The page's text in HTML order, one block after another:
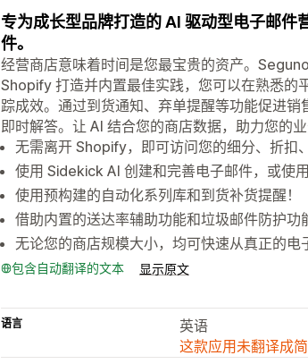
专为成长型品牌打造的 AI 驱动型电子邮
件。
经营商店意味着时间是您最宝贵的资产。
Shopify 打造并内置最佳实践，您可以在熟悉的
踪成效。通过到货通知、弃单提醒等功能促进
即时解答。让 AI 结合您的商店数据，助力您的业
无需离开 Shopify，即可访问您的细分、折扣
使用 Sidekick AI 创建和完善电子邮件，或使
使用预构建的自动化系列库和到货补货提醒！
借助内置的送达率辅助功能和垃圾邮件防护功
无论您的商店规模大小，均可快速从真正的电
包含自动翻译的文本 显示原文
语言
英语
这款应用未翻译成